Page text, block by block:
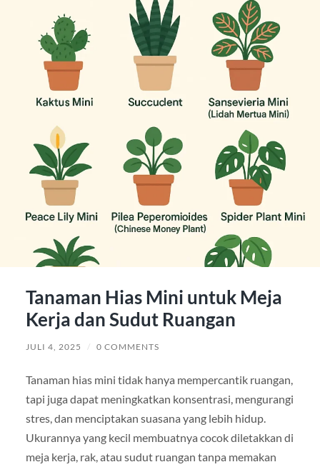
Tanaman Hias Mini untuk Meja
Kerja dan Sudut Ruangan
JULI 4, 2025 / 0 COMMENTS
Tanaman hias mini tidak hanya mempercantik ruangan,
tapi juga dapat meningkatkan konsentrasi, mengurangi
stres, dan menciptakan suasana yang lebih hidup.
Ukurannya yang kecil membuatnya cocok diletakkan di
meja kerja, rak, atau sudut ruangan tanpa memakan